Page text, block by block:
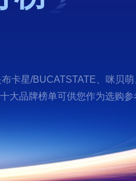
卡星/BUCATSTATE、咪贝
大品牌榜单可供您作为选购